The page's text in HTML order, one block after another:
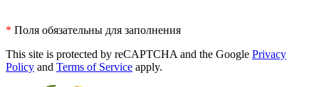
* Поля обязательны для заполнения
This site is protected by reCAPTCHA and the Google Privacy
Policy and Terms of Service apply.